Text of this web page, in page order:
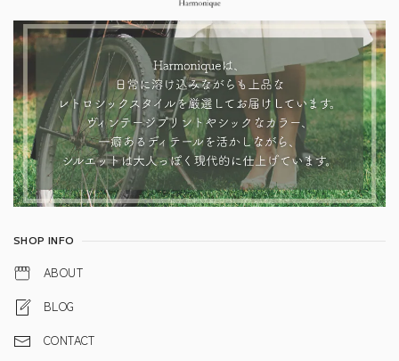
SHOP INFO
ABOUT
BLOG
CONTACT